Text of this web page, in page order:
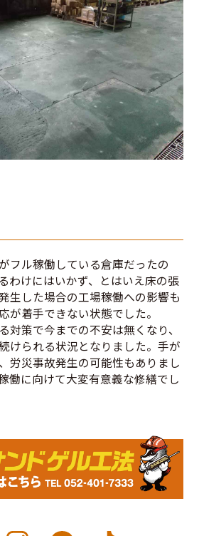
フル稼働している倉庫だったの
わけにはいかず、とはいえ床の張
生した場合の工場稼働への影響も
が着手できない状態でした。
対策で今までの不安は無くなり、
けられる状況となりました。手が
労災事故発生の可能性もありまし
働に向けて大変有意義な修繕でし